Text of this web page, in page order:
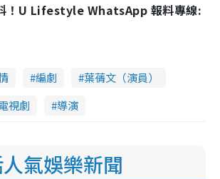
！U Lifestyle WhatsApp 報料專線:
編劇
葉蒨文（演員）
視劇 導演
氣娛樂新聞